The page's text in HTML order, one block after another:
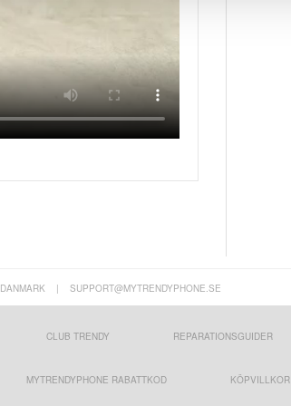
DANMARK | SUPPORT@MYTRENDYPHONE.SE
CLUB TRENDY REPARATIONSGUIDER
MYTRENDYPHONE RABATTKOD KÖPVILLKOR